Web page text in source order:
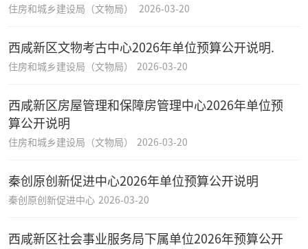
住房和城乡建设局（文物局） 2026-03-20
西咸新区文物考古中心2026年单位预算公开说明.
住房和城乡建设局（文物局） 2026-03-20
西咸新区房屋管理和保障房管理中心2026年单位预
算公开说明
住房和城乡建设局（文物局） 2026-03-20
秦创原创新促进中心2026年单位预算公开说明
秦创原创新促进中心 2026-03-20
西咸新区社会事业服务局下属单位2026年预算公开